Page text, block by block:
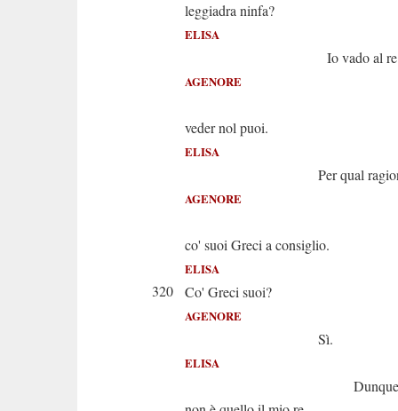
leggiadra ninfa?
ELISA
Io vado al
AGENORE
veder nol puoi.
ELISA
Per qual
AGENORE
Or
co' suoi Greci a consiglio.
ELISA
320 Co' Greci suoi?
AGENORE
Sì.
ELISA
Dunque andar